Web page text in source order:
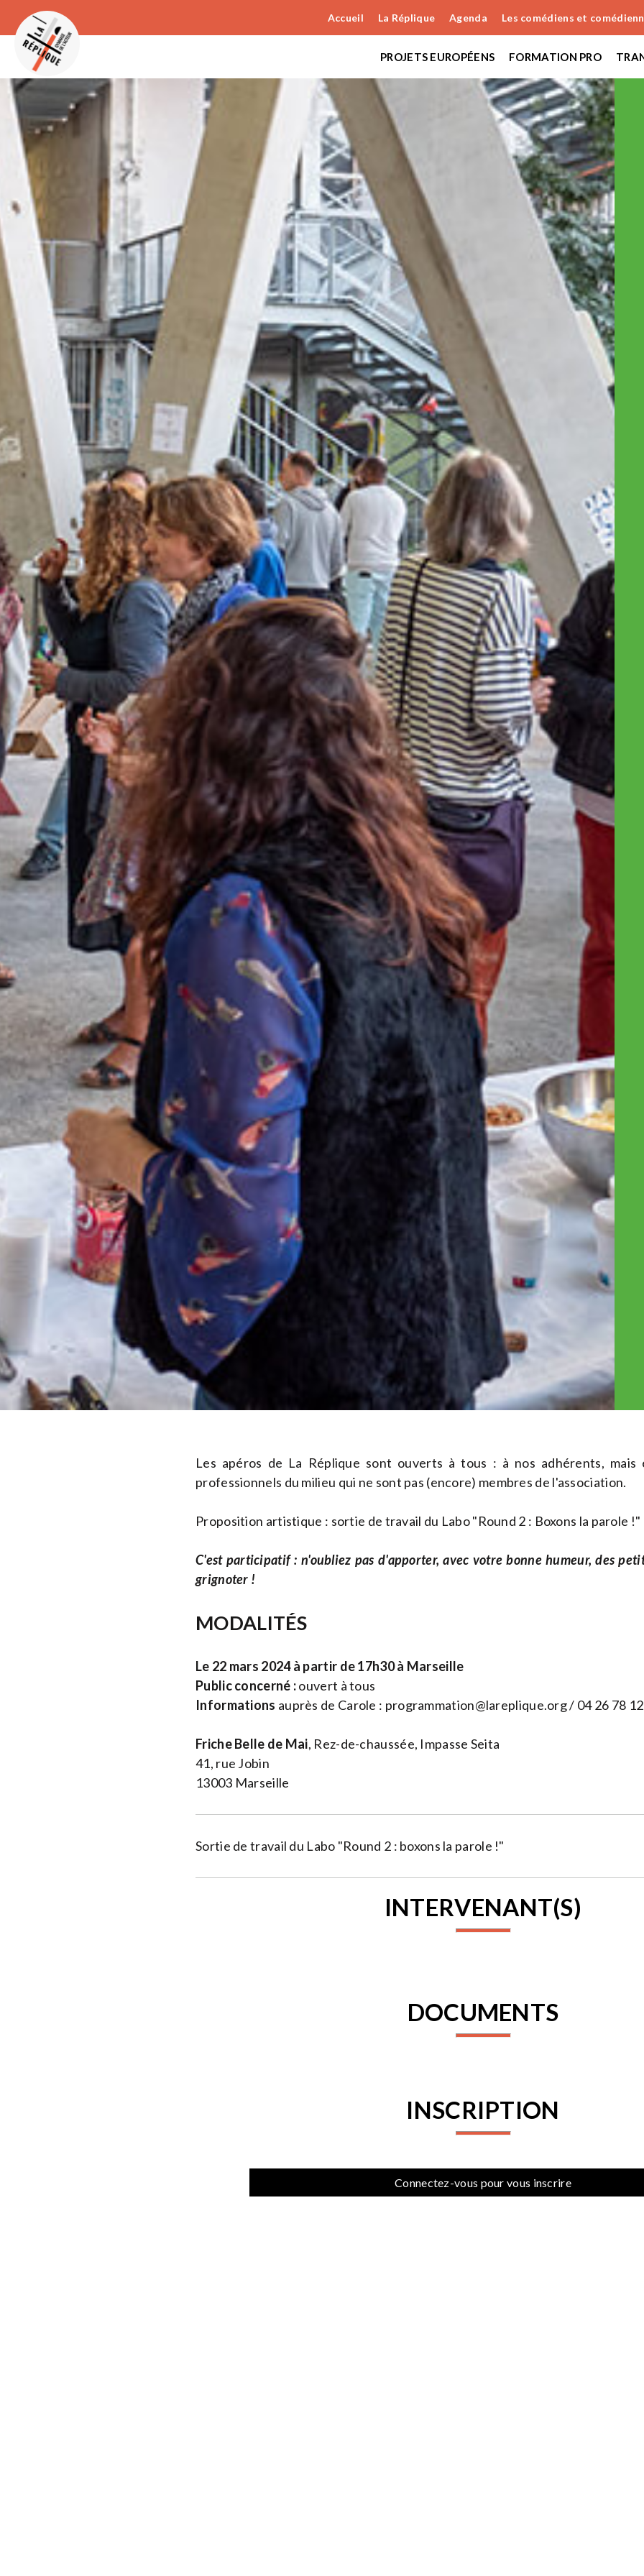
Accueil La Réplique Agenda Les comédiens et
PROJETS EUROPÉENS FORMATION PRO
Les apéros de La Réplique sont ouverts à tous : à nos adhérents, mais
professionnels du milieu qui ne sont pas (encore) membres de l'association.
Proposition artistique : sortie de travail du Labo "Round 2 : Boxons la parole !"
C'est participatif : n'oubliez pas d'apporter, avec votre bonne humeur, des
grignoter !
MODALITÉS
Le 22 mars 2024 à partir de 17h30 à Marseille
Public concerné :ouvert à tous
Informations auprès de Carole : programmation@lareplique.org/ 04 26 78
Friche Belle de Mai, Rez-de-chaussée, Impasse Seita
41, rue Jobin
13003 Marseille
Sortie de travail du Labo "Round 2 : boxons la parole !"
INTERVENANT(S)
DOCUMENTS
INSCRIPTION
Connectez-vous pour vous inscrire